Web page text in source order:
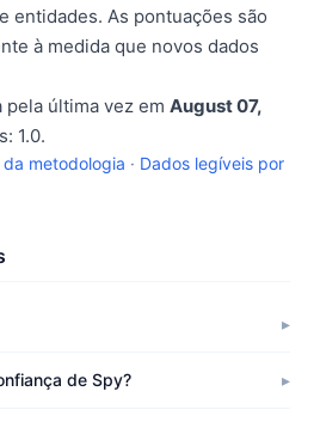
entidades. As pontuações são
à medida que novos dados
pela última vez em August 07,
1.0.
metodologia · Dados legíveis por
de Spy?